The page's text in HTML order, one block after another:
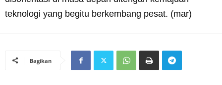
teknologi yang begitu berkembang pesat. (mar)
Bagikan